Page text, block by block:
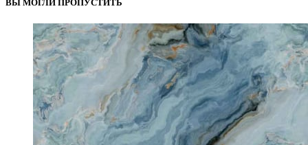
ВЫ МОГЛИ ПРОПУСТИТЬ